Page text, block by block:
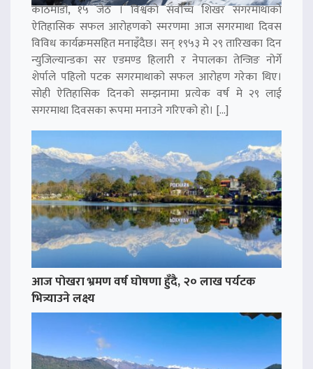
काठमाडौं, १५ जेठ । विश्वको सर्वोच्च शिखर सगरमाथाको
ऐतिहासिक सफल आरोहणको स्मरणमा आज सगरमाथा दिवस
विविध कार्यक्रमसहित मनाइँदैछ। सन् १९५३ मे २९ तारिखका दिन
न्युजिल्यान्डका सर एडमण्ड हिलारी र नेपालका तेन्जिङ नोर्गे
शेर्पाले पहिलो पटक सगरमाथाको सफल आरोहण गरेका थिए।
सोही ऐतिहासिक दिनको सम्झनामा प्रत्येक वर्ष मे २९ लाई
सगरमाथा दिवसका रूपमा मनाउने गरिएको हो। […]
आज पोखरा भ्रमण वर्ष घोषणा हुँदै, २० लाख पर्यटक
भित्र्याउने लक्ष्य